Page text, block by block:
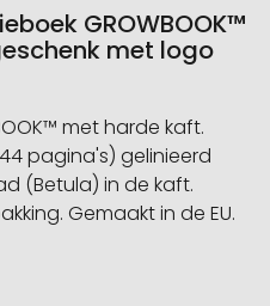
GROWBOOK™
met logo
met harde kaft.
pagina's) gelinieerd
(Betula) in de kaft.
Gemaakt in de EU.